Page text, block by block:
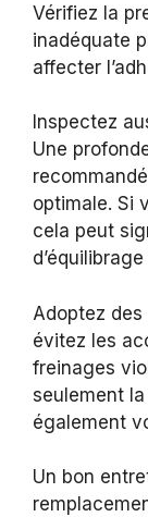
Vérifiez la
inadéquate
affecter
Inspectez
Une
optimale. Si
cela peut
Adoptez
évitez les
freinages
seulement
également
Un bon